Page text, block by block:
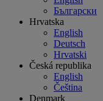
Български
Hrvatska
English
Deutsch
Hrvatski
Česká republika
English
Čeština
Denmark